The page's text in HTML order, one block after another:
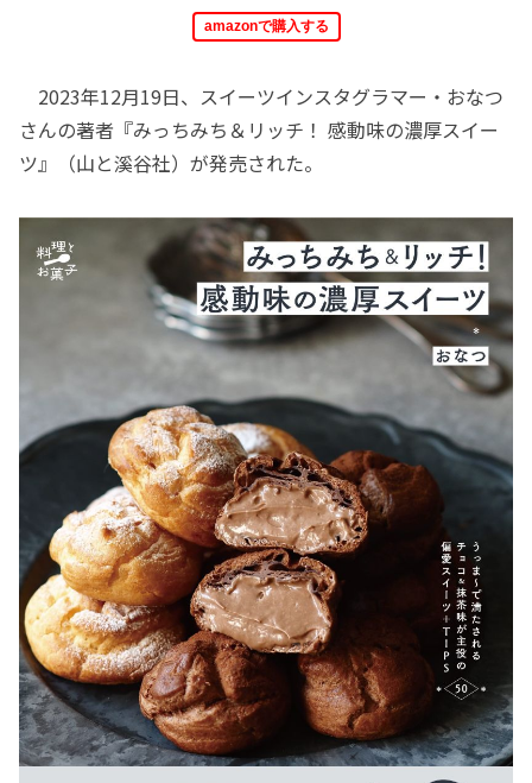
amazonで購入する
2023年12月19日、スイーツインスタグラマー・おなつ
さんの著者『みっちみち＆リッチ！ 感動味の濃厚スイー
ツ』（山と溪谷社）が発売された。